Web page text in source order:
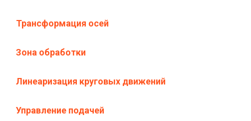
Трансформация осей
Зона обработки
Линеаризация круговых движений
Управление подачей